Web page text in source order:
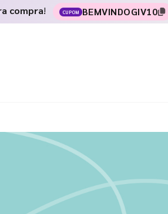
compra! CUPOM BEMVINDOGIV10